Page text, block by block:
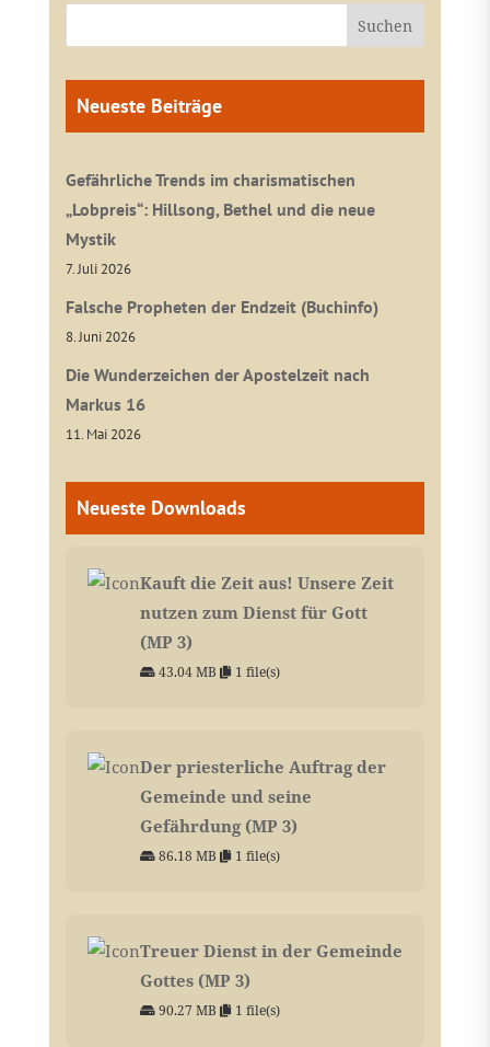
Neueste Beiträge
Gefährliche Trends im charismatischen
„Lobpreis“: Hillsong, Bethel und die neue
Mystik
7. Juli 2026
Falsche Propheten der Endzeit (Buchinfo)
8. Juni 2026
Die Wunderzeichen der Apostelzeit nach
Markus 16
11. Mai 2026
Neueste Downloads
Kauft die Zeit aus! Unsere Zeit
nutzen zum Dienst für Gott
(MP 3)
43.04 MB 1 file(s)
Der priesterliche Auftrag der
Gemeinde und seine
Gefährdung (MP 3)
86.18 MB 1 file(s)
Treuer Dienst in der Gemeinde
Gottes (MP 3)
90.27 MB 1 file(s)